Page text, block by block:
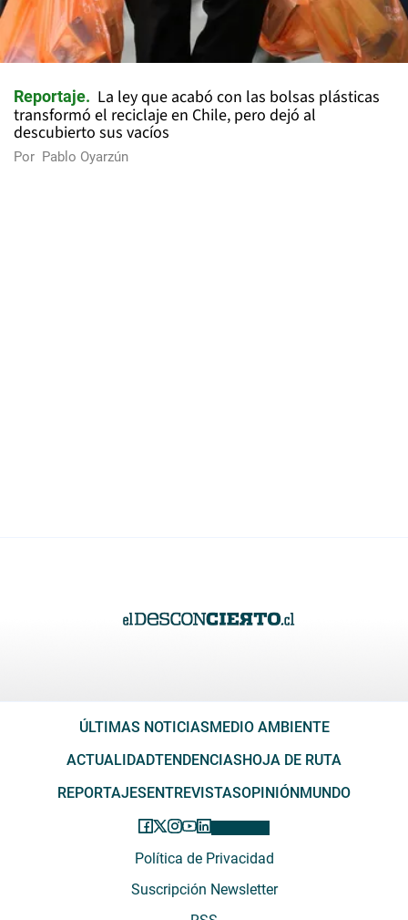
Reportaje
La ley que acabó con las bolsas plásticas
transformó el reciclaje en Chile, pero dejó al
descubierto sus vacíos
Por Pablo Oyarzún
ÚLTIMAS NOTICIASMEDIO AMBIENTE
ACTUALIDADTENDENCIASHOJA DE RUTA
REPORTAJESENTREVISTASOPINIÓNMUNDO
Política de Privacidad
Suscripción Newsletter